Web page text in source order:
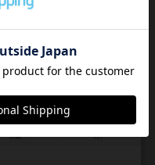
10歳～ 2件